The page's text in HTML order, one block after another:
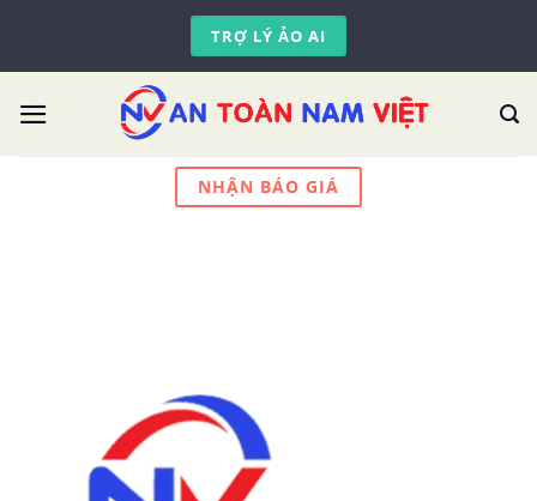
content
TRỢ LÝ ẢO AI
NHẬN BÁO GIÁ